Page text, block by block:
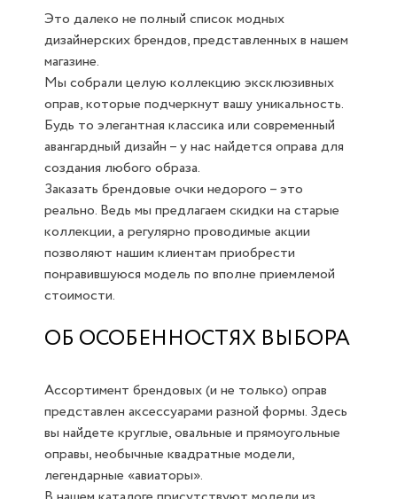
Это далеко не полный список модных
дизайнерских брендов, представленных в нашем
магазине.
Мы собрали целую коллекцию эксклюзивных
оправ, которые подчеркнут вашу уникальность.
Будь то элегантная классика или современный
авангардный дизайн – у нас найдется оправа для
создания любого образа.
Заказать брендовые очки недорого – это
реально. Ведь мы предлагаем скидки на старые
коллекции, а регулярно проводимые акции
позволяют нашим клиентам приобрести
понравившуюся модель по вполне приемлемой
стоимости.
ОБ ОСОБЕННОСТЯХ ВЫБОРА
Ассортимент брендовых (и не только) оправ
представлен аксессуарами разной формы. Здесь
вы найдете круглые, овальные и прямоугольные
оправы, необычные квадратные модели,
легендарные «авиаторы».